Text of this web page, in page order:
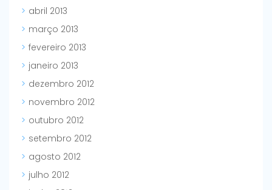
abril 2013
março 2013
fevereiro 2013
janeiro 2013
dezembro 2012
novembro 2012
outubro 2012
setembro 2012
agosto 2012
julho 2012